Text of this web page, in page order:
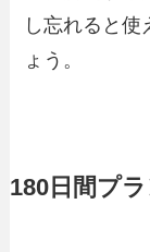
し忘れると使
ょう。
180日間プ